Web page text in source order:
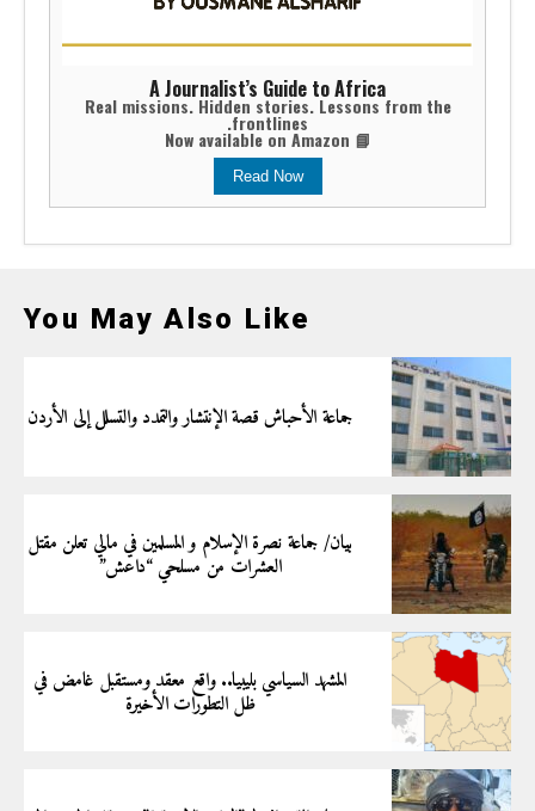
A Journalist’s Guide to Africa
Real missions. Hidden stories. Lessons from the
frontlines.
📘 Now available on Amazon
Read Now
You May Also Like
جماعة الأحباش قصة الإنتشار والتمدد والتسلل إلى الأردن
بيان/ جماعة نصرة الإسلام و المسلمين في مالي تعلن مقتل
العشرات من مسلحي “داعش”
المشهد السياسي بليبيا.. واقع معقد ومستقبل غامض في
ظل التطورات الأخيرة